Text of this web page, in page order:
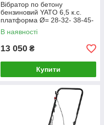
Вібратор по бетону
бензиновий YATO 6,5 к.с.
платформа Ø= 28-32- 38-45-
50-60-70 мм
В наявності
13 050 ₴
Купити